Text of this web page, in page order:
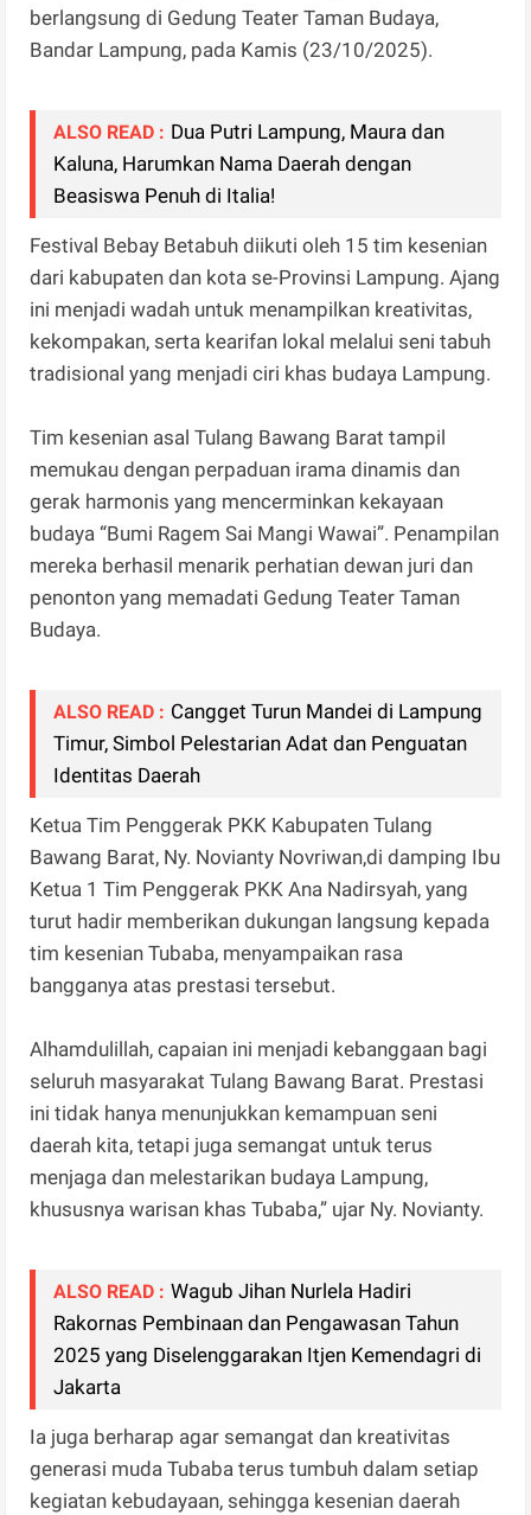
berlangsung di Gedung Teater Taman Budaya,
Bandar Lampung, pada Kamis (23/10/2025).
ALSO READ : Dua Putri Lampung, Maura dan
Kaluna, Harumkan Nama Daerah dengan
Beasiswa Penuh di Italia!
Festival Bebay Betabuh diikuti oleh 15 tim kesenian
dari kabupaten dan kota se-Provinsi Lampung. Ajang
ini menjadi wadah untuk menampilkan kreativitas,
kekompakan, serta kearifan lokal melalui seni tabuh
tradisional yang menjadi ciri khas budaya Lampung.
Tim kesenian asal Tulang Bawang Barat tampil
memukau dengan perpaduan irama dinamis dan
gerak harmonis yang mencerminkan kekayaan
budaya “Bumi Ragem Sai Mangi Wawai”. Penampilan
mereka berhasil menarik perhatian dewan juri dan
penonton yang memadati Gedung Teater Taman
Budaya.
ALSO READ : Cangget Turun Mandei di Lampung
Timur, Simbol Pelestarian Adat dan Penguatan
Identitas Daerah
Ketua Tim Penggerak PKK Kabupaten Tulang
Bawang Barat, Ny. Novianty Novriwan,di damping Ibu
Ketua 1 Tim Penggerak PKK Ana Nadirsyah, yang
turut hadir memberikan dukungan langsung kepada
tim kesenian Tubaba, menyampaikan rasa
bangganya atas prestasi tersebut.
Alhamdulillah, capaian ini menjadi kebanggaan bagi
seluruh masyarakat Tulang Bawang Barat. Prestasi
ini tidak hanya menunjukkan kemampuan seni
daerah kita, tetapi juga semangat untuk terus
menjaga dan melestarikan budaya Lampung,
khususnya warisan khas Tubaba,” ujar Ny. Novianty.
ALSO READ : Wagub Jihan Nurlela Hadiri
Rakornas Pembinaan dan Pengawasan Tahun
2025 yang Diselenggarakan Itjen Kemendagri di
Jakarta
Ia juga berharap agar semangat dan kreativitas
generasi muda Tubaba terus tumbuh dalam setiap
kegiatan kebudayaan, sehingga kesenian daerah